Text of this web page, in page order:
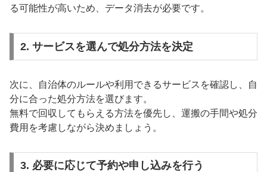
る可能性が高いため、データ消去が必要です。
2. サービスを選んで処分方法を決定
次に、自治体のルールや利用できるサービスを確認し、自
分に合った処分方法を選びます。
無料で回収してもらえる方法を優先し、運搬の手間や処分
費用を考慮しながら決めましょう。
3. 必要に応じて予約や申し込みを行う